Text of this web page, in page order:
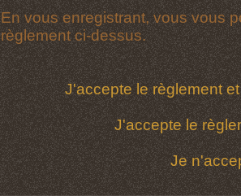
En vous enregistrant, vous vous
règlement ci-dessus.
J'accepte le règlement
J'accepte le
Je